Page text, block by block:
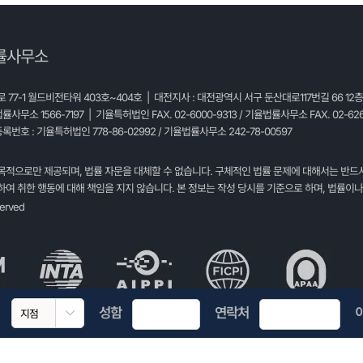
사무소
77-1 월드비전타워 403호~404호 | 대전지사 : 대전광역시 서구 둔산대로117번길 66
률사무소 1566-7197 | 기율특허법인 FAX. 02-6000-9313 / 기율법률사무소 FAX. 02-
번호 : 기율특허법인 778-86-02992 / 기율법률사무소 242-78-00597
적으로만 제공되며, 법률 자문을 대체할 수 없습니다. 구체적인 법률 문제에 대해서는 반
취한 행동에 대해 책임을 지지 않습니다. 본 정보는 작성 당시를 기준으로 하며, 법률이
 성함 연락처